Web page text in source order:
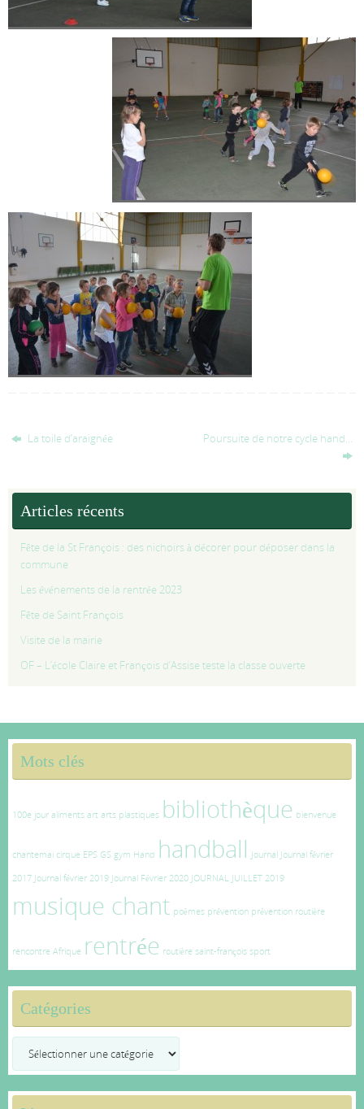
La toile d’araignée Poursuite de notre cycle hand…
Articles récents
Fête de la St François : des nichoirs à décorer pour déposer dans la
commune
Les événements de la rentrée 2023
Fête de Saint François
Visite de la mairie
OF – L’école Claire et François d’Assise teste la classe ouverte
Mots clés
100e jour aliments art arts plastiques bibliothèque bienvenue
chantemai cirque EPS GS gym Hand handball Journal Journal février
2017 Journal février 2019 Journal Février 2020 JOURNAL JUILLET 2019
musique chant poèmes prévention prévention routière
rencontre Afrique rentrée routière saint-françois sport
Catégories